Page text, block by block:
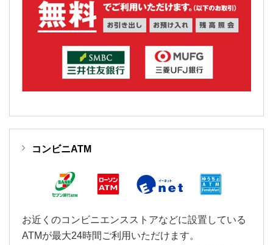
コンビニATM
お近くのコンビニエンスストアなどに設置している
ATMが最大24時間ご利用いただけます。